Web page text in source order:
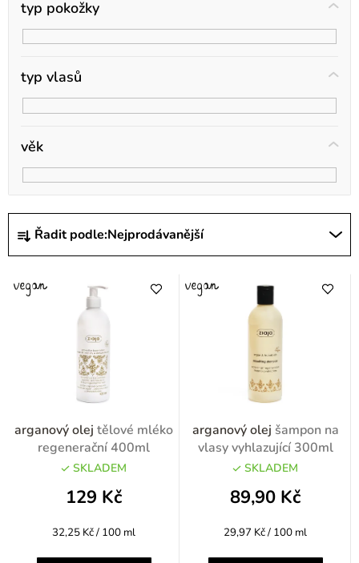
Ř
a
e
o
Řadit podle:Nejprodávanější
typ pokožky
typ vlasů
věk
arganový olej tělové mléko
regenerační 400ml
SKLADEM
129 Kč
Měrná
32,25 Kč / 100 ml
arganový olej šampon na
vlasy vyhlazující 300ml
SKLADEM
89,90 Kč
Měrná
29,97 Kč / 100 ml